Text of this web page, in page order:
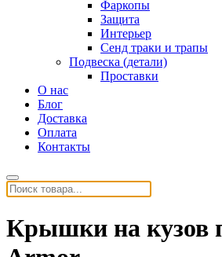
Фаркопы
Защита
Интерьер
Сенд траки и трапы
Подвеска (детали)
Проставки
О нас
Блог
Доставка
Оплата
Контакты
Крышки на кузов